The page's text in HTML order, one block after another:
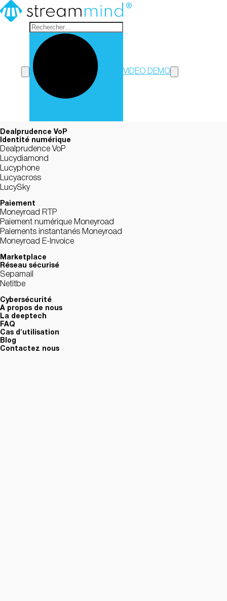
StreamMind
VIDEO DEMO
Dealprudence VoP
Identité numérique
Dealprudence VoP
Lucydiamond
Lucyphone
Lucyacross
LucySky
Paiement
Moneyroad RTP
Paiement numérique Moneyroad
Paiements instantanés Moneyroad
Moneyroad E-Invoice
Marketplace
Réseau sécurisé
Sepamail
Netitbe
Cybersécurité
A propos de nous
La deeptech
FAQ
Cas d'utilisation
Blog
Contactez nous